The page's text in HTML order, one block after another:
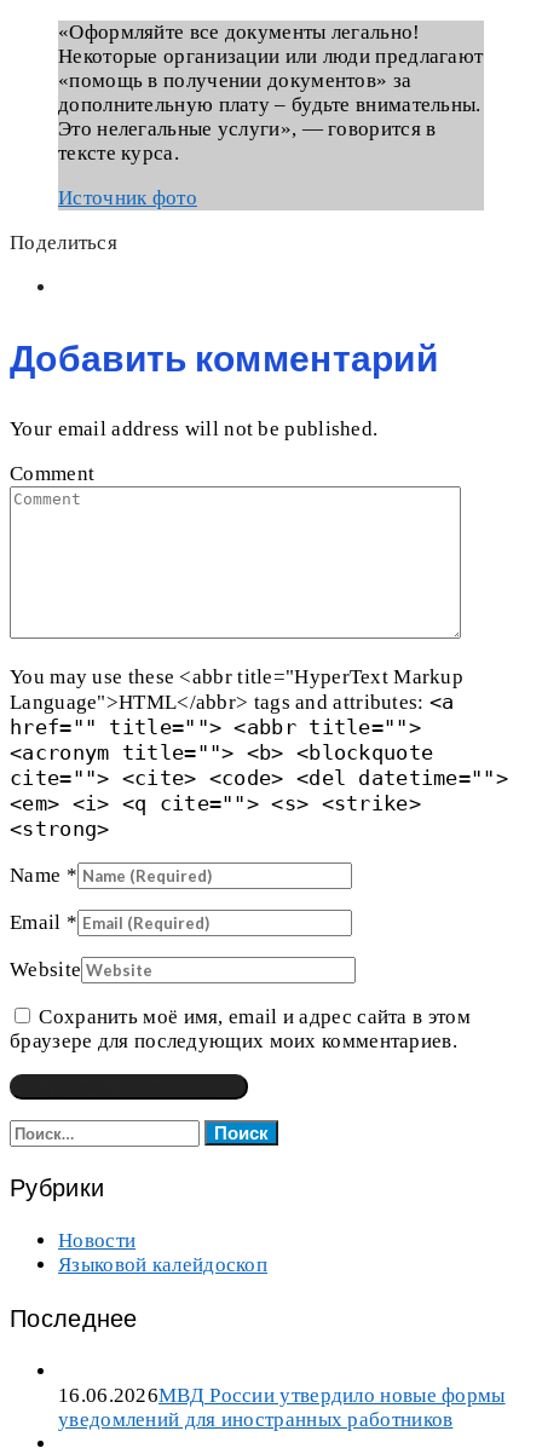
«Оформляйте все документы легально!
Некоторые организации или люди предлагают
«помощь в получении документов» за
дополнительную плату – будьте внимательны.
Это нелегальные услуги», — говорится в
тексте курса.
Источник фото
Поделиться
Добавить комментарий
Your email address will not be published.
Comment
You may use these <abbr title="HyperText Markup
Language">HTML</abbr> tags and attributes: <a
href="" title=""> <abbr title="">
<acronym title=""> <b> <blockquote
cite=""> <cite> <code> <del datetime="">
<em> <i> <q cite=""> <s> <strike>
<strong>
Name *
Email *
Website
Сохранить моё имя, email и адрес сайта в этом
браузере для последующих моих комментариев.
Найти:
Рубрики
Новости
Языковой калейдоскоп
Последнее
16.06.2026МВД России утвердило новые формы
уведомлений для иностранных работников